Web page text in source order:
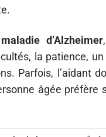
maladie d’Alzheimer
la patience,
Parfois, l’aidant
âgée préfère